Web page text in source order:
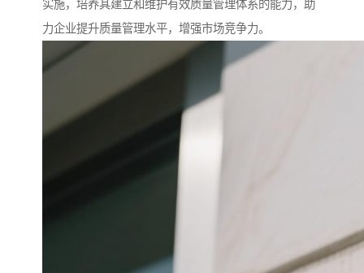
实施，培养其建立和维护有效质量管理体系的能力，助
力企业提升质量管理水平，增强市场竞争力。​